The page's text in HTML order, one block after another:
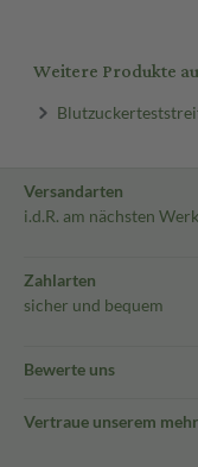
Weitere Produkte
Versandarten
i.d.R. am nächsten
Zahlarten
sicher und bequem
Bewerte uns
Vertraue unserem